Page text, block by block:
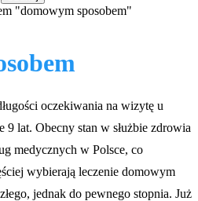
"domowym sposobem"
oczekiwania na wizytę u
9 lat. Obecny stan w służbie zdrowia
medycznych w Polsce, co
wybierają leczenie domowym
jednak do pewnego stopnia. Już